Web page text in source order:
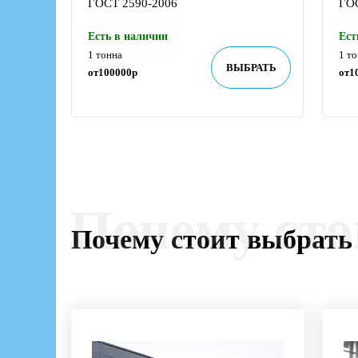
ГОСТ 2590-2006
Есть в наличии
1 тонна
от100000р ВЫБРАТЬ
1
от
Почему
Почему стоит выбрать